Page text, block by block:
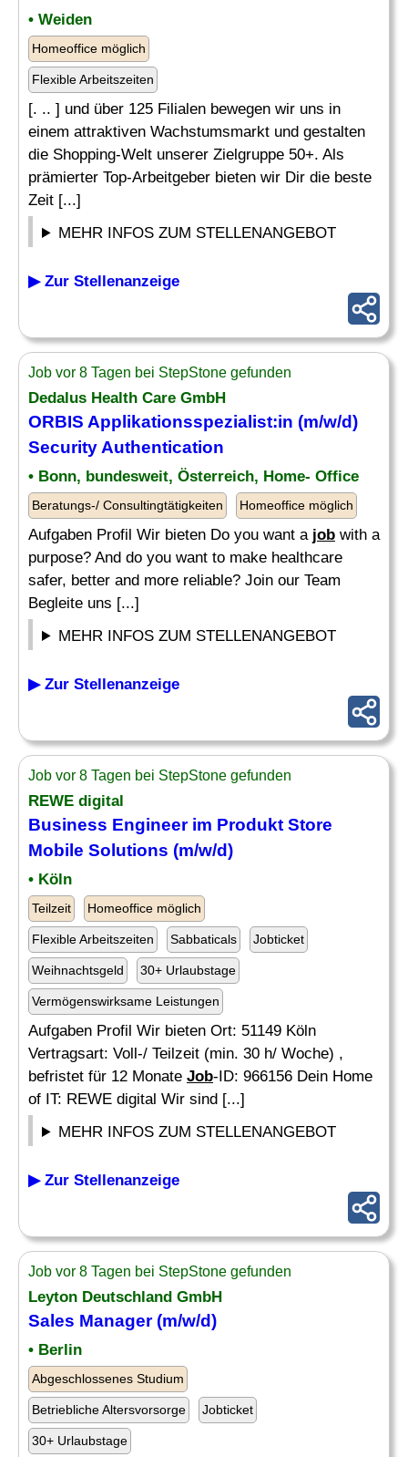
• Weiden
Homeoffice möglich
Flexible Arbeitszeiten
[. .. ] und über 125 Filialen bewegen wir uns in
einem attraktiven Wachstumsmarkt und gestalten
die Shopping-Welt unserer Zielgruppe 50+. Als
prämierter Top-Arbeitgeber bieten wir Dir die beste
Zeit [...]
MEHR INFOS ZUM STELLENANGEBOT
▶ Zur Stellenanzeige
Job vor 8 Tagen bei StepStone gefunden
Dedalus Health Care GmbH
ORBIS Applikationsspezialist:in (m/w/d)
Security Authentication
• Bonn, bundesweit, Österreich, Home- Office
Beratungs-/ Consultingtätigkeiten Homeoffice möglich
Aufgaben Profil Wir bieten Do you want a job with a
purpose? And do you want to make healthcare
safer, better and more reliable? Join our Team
Begleite uns [...]
MEHR INFOS ZUM STELLENANGEBOT
▶ Zur Stellenanzeige
Job vor 8 Tagen bei StepStone gefunden
REWE digital
Business Engineer im Produkt Store
Mobile Solutions (m/w/d)
• Köln
Teilzeit Homeoffice möglich
Flexible Arbeitszeiten Sabbaticals Jobticket
Weihnachtsgeld 30+ Urlaubstage
Vermögenswirksame Leistungen
Aufgaben Profil Wir bieten Ort: 51149 Köln
Vertragsart: Voll-/ Teilzeit (min. 30 h/ Woche) ,
befristet für 12 Monate Job-ID: 966156 Dein Home
of IT: REWE digital Wir sind [...]
MEHR INFOS ZUM STELLENANGEBOT
▶ Zur Stellenanzeige
Job vor 8 Tagen bei StepStone gefunden
Leyton Deutschland GmbH
Sales Manager (m/w/d)
• Berlin
Abgeschlossenes Studium
Betriebliche Altersvorsorge Jobticket
30+ Urlaubstage